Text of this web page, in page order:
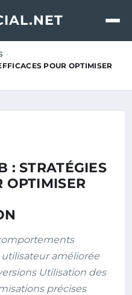
POUR OPTIMISER
: STRATÉGIES
OPTIMISER
améliorée
Utilisation des
précises